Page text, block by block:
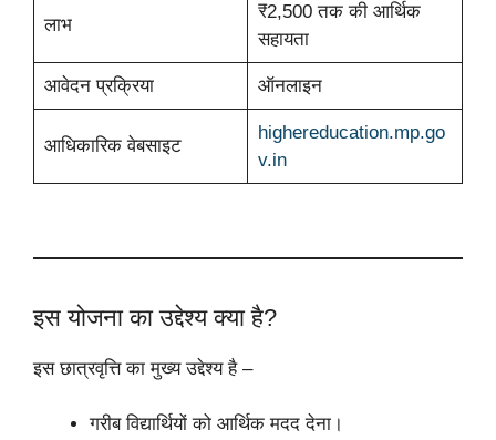
लाभ
₹2,500 तक की आर्थिक
सहायता
आवेदन प्रक्रिया ऑनलाइन
आधिकारिक वेबसाइट
highereducation.mp.go
v.in
इस योजना का उद्देश्य क्या है?
इस छात्रवृत्ति का मुख्य उद्देश्य है –
गरीब विद्यार्थियों को आर्थिक मदद देना।